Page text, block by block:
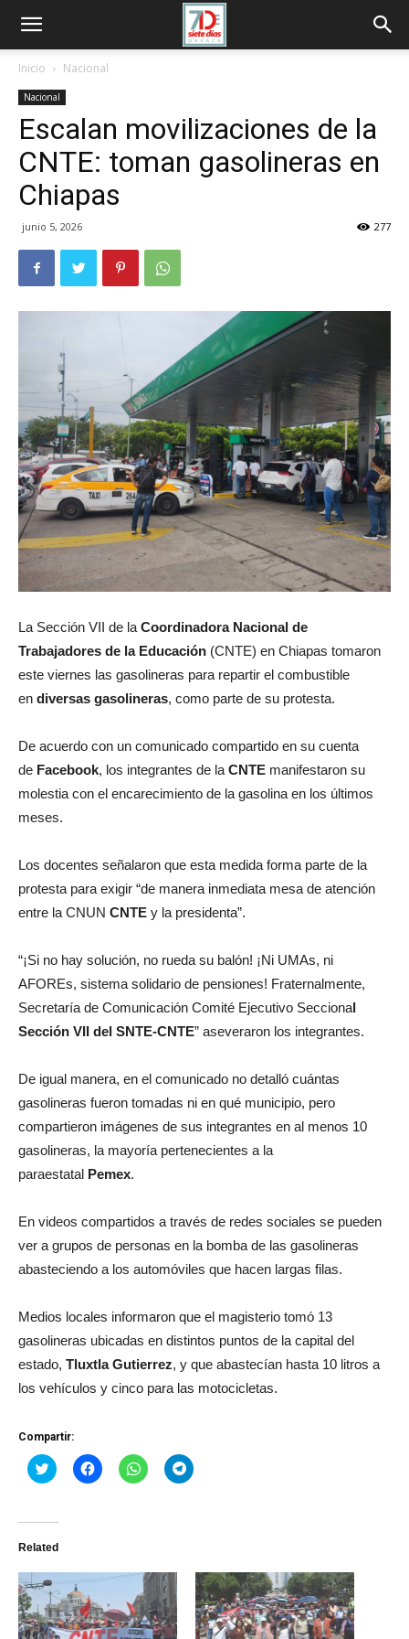
Inicio Nacional
Nacional
Escalan movilizaciones de la
CNTE: toman gasolineras en
Chiapas
junio 5, 2026 277
La Sección VII de la Coordinadora Nacional de
Trabajadores de la Educación (CNTE) en Chiapas tomaron
este viernes las gasolineras para repartir el combustible
en diversas gasolineras, como parte de su protesta.
De acuerdo con un comunicado compartido en su cuenta
de Facebook, los integrantes de la CNTE manifestaron su
molestia con el encarecimiento de la gasolina en los últimos
meses.
Los docentes señalaron que esta medida forma parte de la
protesta para exigir “de manera inmediata mesa de atención
entre la CNUN CNTE y la presidenta”.
“¡Si no hay solución, no rueda su balón! ¡Ni UMAs, ni
AFOREs, sistema solidario de pensiones! Fraternalmente,
Secretaría de Comunicación Comité Ejecutivo Seccional
Sección VII del SNTE-CNTE” aseveraron los integrantes.
De igual manera, en el comunicado no detalló cuántas
gasolineras fueron tomadas ni en qué municipio, pero
compartieron imágenes de sus integrantes en al menos 10
gasolineras, la mayoría pertenecientes a la
paraestatal Pemex.
En videos compartidos a través de redes sociales se pueden
ver a grupos de personas en la bomba de las gasolineras
abasteciendo a los automóviles que hacen largas filas.
Medios locales informaron que el magisterio tomó 13
gasolineras ubicadas en distintos puntos de la capital del
estado, Tluxtla Gutierrez, y que abastecían hasta 10 litros a
los vehículos y cinco para las motocicletas.
Compartir:
Haz
clic
Twitter
abre
una
ventana
nueva)
Haz
clic
una
Haz
clic
una
ventana
nueva)
Haz
clic
una
ventana
nueva)
Related